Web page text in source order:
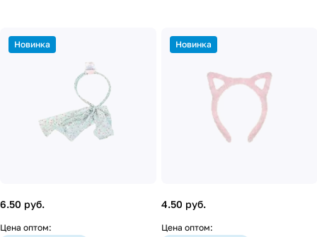
Новинка
6.50 руб.
Цена оптом:
Новинка
4.50 руб.
Цена оптом: